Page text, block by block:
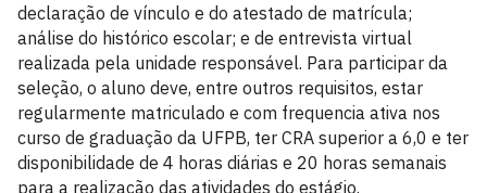
declaração de vínculo e do atestado de matrícula;
análise do histórico escolar; e de entrevista virtual
realizada pela unidade responsável. Para participar da
seleção, o aluno deve, entre outros requisitos, estar
regularmente matriculado e com frequencia ativa nos
curso de graduação da UFPB, ter CRA superior a 6,0 e ter
disponibilidade de 4 horas diárias e 20 horas semanais
para a realização das atividades do estágio.